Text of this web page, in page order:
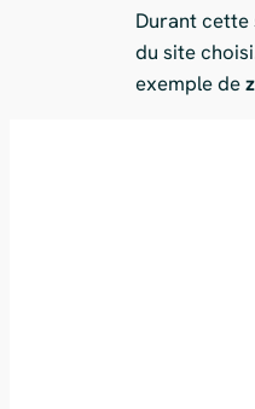
Durant cette
du site
exemple de